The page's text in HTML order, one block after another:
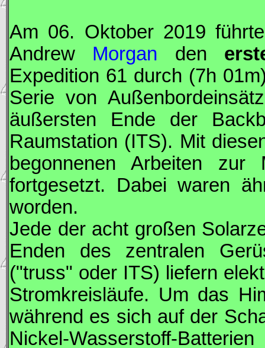
Am 06. Oktober 2019
Andrew Morgan den
Expedition 61 durch (7h
Serie von
äußersten Ende der
Raumstation (ITS). Mit
begonnenen Arbeiten zur
fortgesetzt. Dabei waren
worden.
Jede der acht großen
Enden des zentralen
("truss" oder ITS) liefern
Stromkreisläufe. Um das
während es sich auf der
Nickel-Wasserstoff-